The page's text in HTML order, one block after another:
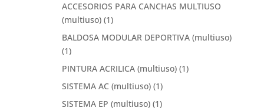
ACCESORIOS PARA CANCHAS MULTIUSO
(multiuso) (1)
BALDOSA MODULAR DEPORTIVA (multiuso)
(1)
PINTURA ACRILICA (multiuso) (1)
SISTEMA AC (multiuso) (1)
SISTEMA EP (multiuso) (1)